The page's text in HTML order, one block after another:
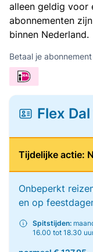
alleen geldig voor
abonnementen
binnen Nederland.
Betaal je
Flex
Tijdelijke actie:
Onbeperkt
en op
Spitstijden:
16.00 tot 18.30